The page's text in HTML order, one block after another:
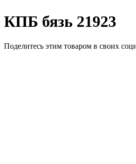
КПБ бязь 21923
Поделитесь этим товаром в своих